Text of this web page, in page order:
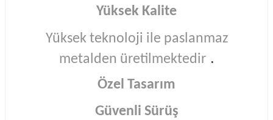
Yüksek Kalite
Yüksek teknoloji ile paslanmaz
metalden üretilmektedir .
Özel Tasarım
Güvenli Sürüş